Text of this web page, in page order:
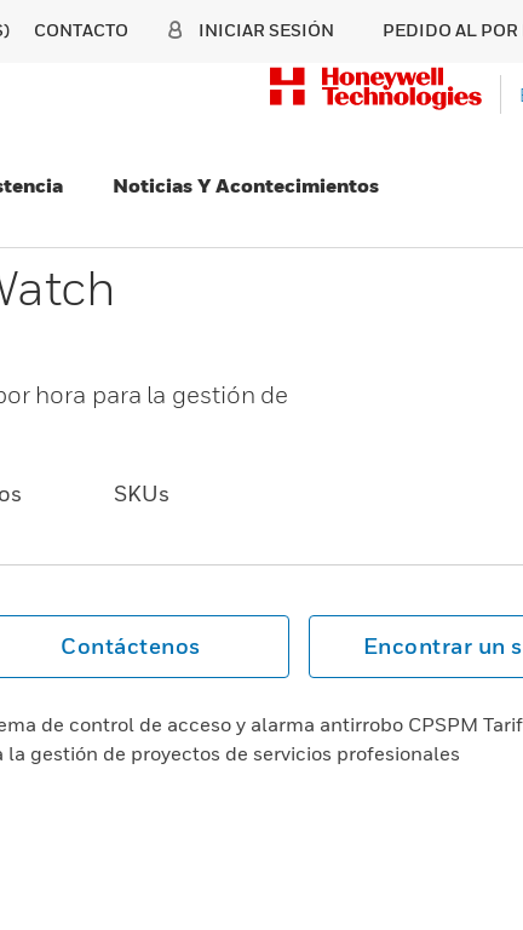
CONTACTO INICIAR SESIÓN PEDIDO AL POR
Noticias Y Acontecimientos
hora para la gestión de
SKUs
Contáctenos Encontrar un
de control de acceso y alarma antirrobo CPSPM
la gestión de proyectos de servicios profesionales